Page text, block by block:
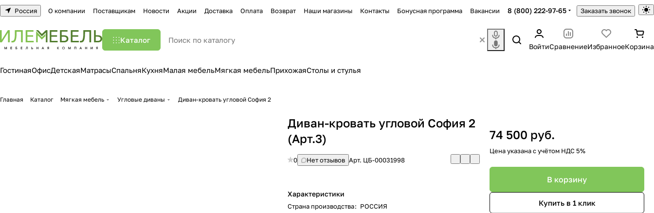
Россия О компании Поставщикам Новости Акции Доставка Оплата Возврат Наши магазины Контакты Бонусная программа Вакансии 8 (800) 222-97-65 Заказать звонок
Каталог
ВойтиСравнениеИзбранноеКорзина
ГостинаяОфисДетскаяМатрасыСпальняКухняМалая мебельМягкая мебельПрихожаяСтолы и стулья
Главная Каталог Мягкая мебель Угловые диваны Диван-кровать угловой София 2
Диван-кровать угловой София 2
(Арт.3)
0 Нет отзывов Арт. ЦБ-00031998
Характеристики
Страна производства: РОССИЯ
74 500 руб.
Цена указана с учётом НДС 5%
В корзину
Купить в 1 клик